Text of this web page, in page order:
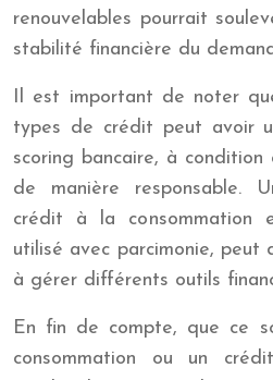
renouvelables pourrait
stabilité financière du
Il est important de noter
types de crédit peut avoir
scoring bancaire, à condition
de manière responsable.
crédit à la consommation
utilisé avec parcimonie, peut
à gérer différents outils
En fin de compte, que ce
consommation ou un